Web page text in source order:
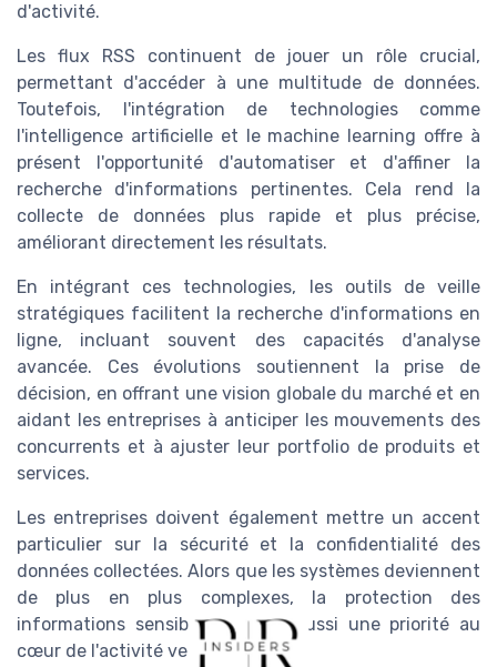
d'activité.
Les flux RSS continuent de jouer un rôle crucial,
permettant d'accéder à une multitude de données.
Toutefois, l'intégration de technologies comme
l'intelligence artificielle et le machine learning offre à
présent l'opportunité d'automatiser et d'affiner la
recherche d'informations pertinentes. Cela rend la
collecte de données plus rapide et plus précise,
améliorant directement les résultats.
En intégrant ces technologies, les outils de veille
stratégiques facilitent la recherche d'informations en
ligne, incluant souvent des capacités d'analyse
avancée. Ces évolutions soutiennent la prise de
décision, en offrant une vision globale du marché et en
aidant les entreprises à anticiper les mouvements des
concurrents et à ajuster leur portfolio de produits et
services.
Les entreprises doivent également mettre un accent
particulier sur la sécurité et la confidentialité des
données collectées. Alors que les systèmes deviennent
de plus en plus complexes, la protection des
informations sensibles devient aussi une priorité au
cœur de l'activité veille.